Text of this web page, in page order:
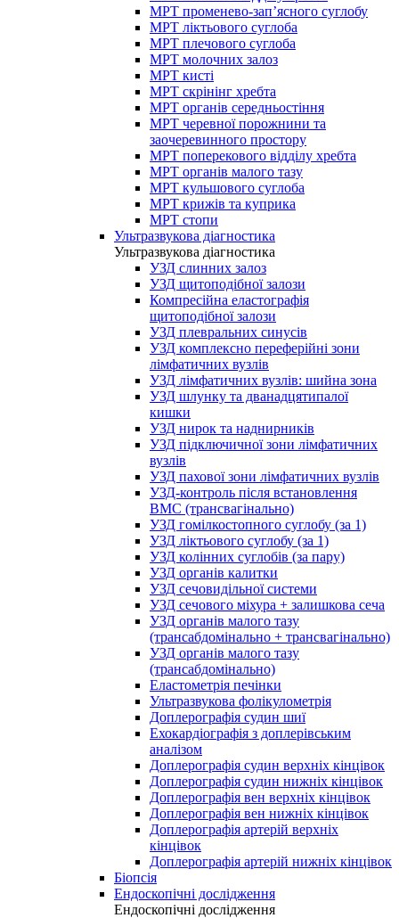
МРТ променево-зап’ясного суглобу
МРТ ліктьового суглоба
МРТ плечового суглоба
МРТ молочних залоз
МРТ кисті
МРТ скрінінг хребта
МРТ органів середньостіння
МРТ черевної порожнини та
заочеревинного простору
МРТ поперекового відділу хребта
МРТ органів малого тазу
МРТ кульшового суглоба
МРТ крижів та куприка
МРТ стопи
Ультразвукова діагностика
Ультразвукова діагностика
УЗД слинних залоз
УЗД щитоподібної залози
Компресійна еластографія
щитоподібної залози
УЗД плевральних синусів
УЗД комплексно переферійні зони
лімфатичних вузлів
УЗД лімфатичних вузлів: шийна зона
УЗД шлунку та дванадцятипалої
кишки
УЗД нирок та наднирників
УЗД підключичної зони лімфатичних
вузлів
УЗД пахової зони лімфатичних вузлів
УЗД-контроль після встановлення
ВМС (трансвагінально)
УЗД гомілкостопного суглобу (за 1)
УЗД ліктьового суглобу (за 1)
УЗД колінних суглобів (за пару)
УЗД органів калитки
УЗД сечовидільної системи
УЗД сечового міхура + залишкова сеча
УЗД органів малого тазу
(трансабдомінально + трансвагінально)
УЗД органів малого тазу
(трансабдомінально)
Еластометрія печінки
Ультразвукова фолікулометрія
Доплерографія судин шиї
Ехокардіографія з доплерівським
аналізом
Доплерографія судин верхніх кінцівок
Доплерографія судин нижніх кінцівок
Доплерографія вен верхніх кінцівок
Доплерографія вен нижніх кінцівок
Доплерографія артерій верхніх
кінцівок
Доплерографія артерій нижніх кінцівок
Біопсія
Ендоскопічні дослідження
Ендоскопічні дослідження